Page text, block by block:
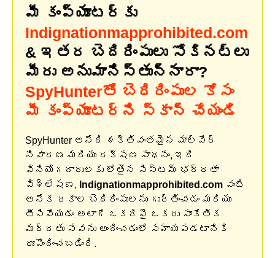
మీ కంప్యూటర్‌కు
Indignationmapprohibited.com
& ఇతర బెదిరింపులు సోకినట్లు
మీరు అనుమానిస్తున్నారా?
SpyHunterతో బెదిరింపుల కోసం
మీ కంప్యూటర్‌ని స్కాన్ చేయండి
SpyHunter అనేది శక్తివంతమైన మాల్వేర్
నివారణ మరియు రక్షణ సాధనం, ఇది
వినియోగదారులకు లోతైన సిస్టమ్ భద్రతా
విశ్లేషణ, Indignationmapprohibited.com వంటి
అనేక రకాల బెదిరింపులను గుర్తించడం మరియు
తీసివేయడం అలాగే ఒకరిపై ఒకరు సాంకేతిక
మద్దతు సేవను అందించడంలో సహాయపడటానికి
రూపొందించబడింది.